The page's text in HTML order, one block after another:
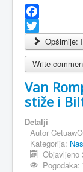
Facebook
TwitterOpširnije:
Write
Van
stiže i
Detalji
Autor
Kategorija:
Objavljeno
Pogodaka: